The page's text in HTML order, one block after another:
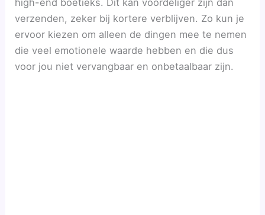
verzenden, zeker bij kortere verblijven. Zo kun je
ervoor kiezen om alleen de dingen mee te nemen
die veel emotionele waarde hebben en die dus
voor jou niet vervangbaar en onbetaalbaar zijn.